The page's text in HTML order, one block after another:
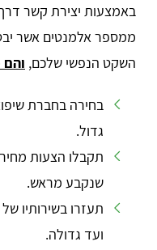
באמצעות יצירת קשר דרך
ממספר אלמנטים אשר
השקט הנפשי שלכם,
בחירה בחברת
גדול.
תקבלו הצעות
שנקבע מראש.
תעזרו בשירותיו של
ועד גדולה.